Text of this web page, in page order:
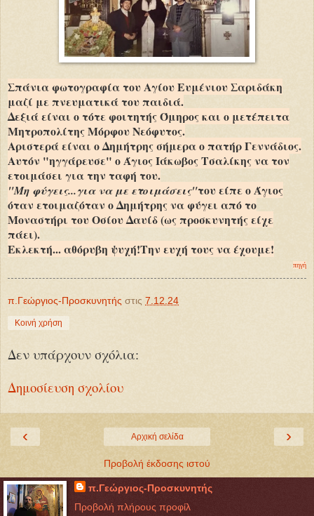
Σπάνια φωτογραφία του Αγίου Ευμένιου Σαριδάκη
μαζί με πνευματικά του παιδιά.
Δεξιά είναι ο τότε φοιτητής Όμηρος και ο μετέπειτα
Μητροπολίτης Μόρφου Νεόφυτος.
Αριστερά είναι ο Δημήτρης σήμερα ο πατήρ Γεννάδιος.
Αυτόν "ηγγάρευσε" ο Άγιος Ιάκωβος Τσαλίκης να τον
ετοιμάσει για την ταφή του.
"Μη φύγεις...για να με ετοιμάσεις"του είπε ο Άγιος
όταν ετοιμαζόταν ο Δημήτρης να φύγει από το
Μοναστήρι του Οσίου Δαυίδ (ως προσκυνητής είχε
πάει).
Εκλεκτή... αθόρυβη ψυχή!Την ευχή τους να έχουμε!
πηγή
π.Γεώργιος-Προσκυνητής στις 7.12.24
Κοινή χρήση
Δεν υπάρχουν σχόλια:
Δημοσίευση σχολίου
‹ ›
Αρχική σελίδα
Προβολή έκδοσης ιστού
π.Γεώργιος-Προσκυνητής
Προβολή πλήρους προφίλ